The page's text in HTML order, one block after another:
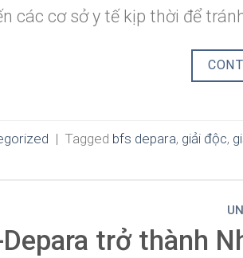
các cơ sở y tế kịp thời để
| Tagged bfs depara, giải độc,
Depara trở thành